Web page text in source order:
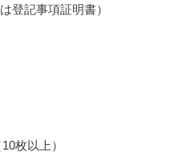
登記事項証明書）
枚以上）